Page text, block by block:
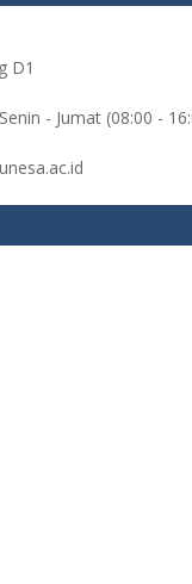
D1
- Jumat (08:00 -